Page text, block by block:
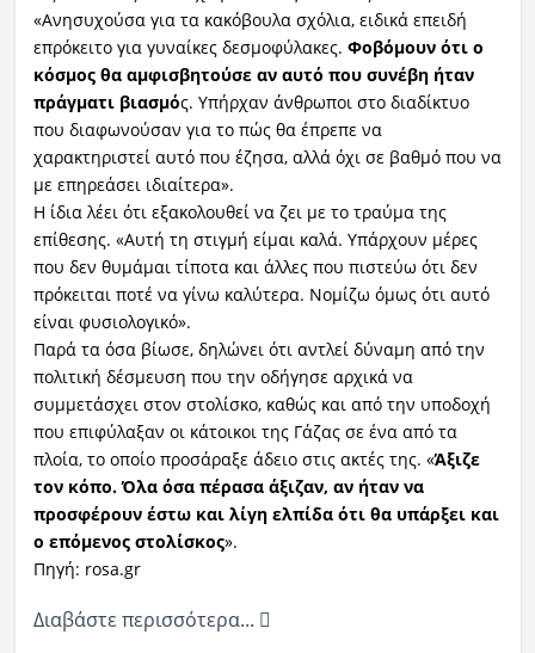
«Ανησυχούσα για τα κακόβουλα σχόλια, ειδικά επειδή
επρόκειτο για γυναίκες δεσμοφύλακες. Φοβόμουν ότι ο
κόσμος θα αμφισβητούσε αν αυτό που συνέβη ήταν
πράγματι βιασμός. Υπήρχαν άνθρωποι στο διαδίκτυο
που διαφωνούσαν για το πώς θα έπρεπε να
χαρακτηριστεί αυτό που έζησα, αλλά όχι σε βαθμό που να
με επηρεάσει ιδιαίτερα».
Η ίδια λέει ότι εξακολουθεί να ζει με το τραύμα της
επίθεσης. «Αυτή τη στιγμή είμαι καλά. Υπάρχουν μέρες
που δεν θυμάμαι τίποτα και άλλες που πιστεύω ότι δεν
πρόκειται ποτέ να γίνω καλύτερα. Νομίζω όμως ότι αυτό
είναι φυσιολογικό».
Παρά τα όσα βίωσε, δηλώνει ότι αντλεί δύναμη από την
πολιτική δέσμευση που την οδήγησε αρχικά να
συμμετάσχει στον στολίσκο, καθώς και από την υποδοχή
που επιφύλαξαν οι κάτοικοι της Γάζας σε ένα από τα
πλοία, το οποίο προσάραξε άδειο στις ακτές της. «Άξιζε
τον κόπο. Όλα όσα πέρασα άξιζαν, αν ήταν να
προσφέρουν έστω και λίγη ελπίδα ότι θα υπάρξει και
ο επόμενος στολίσκος».
Πηγή: rosa.gr
Διαβάστε περισσότερα...